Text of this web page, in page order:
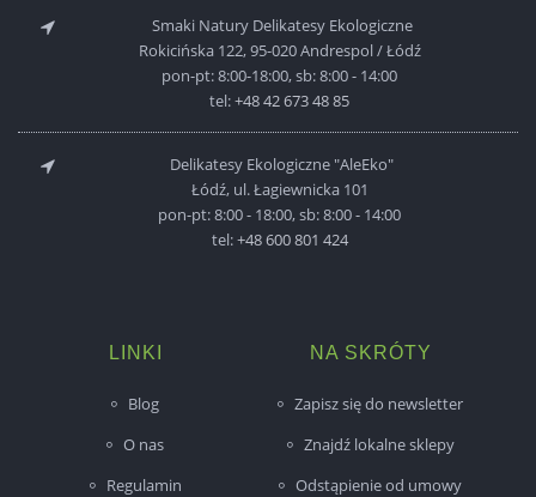
Smaki Natury Delikatesy Ekologiczne
Rokicińska 122, 95-020 Andrespol / Łódź
pon-pt: 8:00-18:00, sb: 8:00 - 14:00
tel:+48 42 673 48 85
Delikatesy Ekologiczne "AleEko"
Łódź, ul. Łagiewnicka 101
pon-pt: 8:00 - 18:00, sb: 8:00 - 14:00
tel:+48 600 801 424
LINKI
Blog
O nas
Regulamin
NA SKRÓTY
Zapisz się do newsletter
Znajdź lokalne sklepy
Odstąpienie od umowy